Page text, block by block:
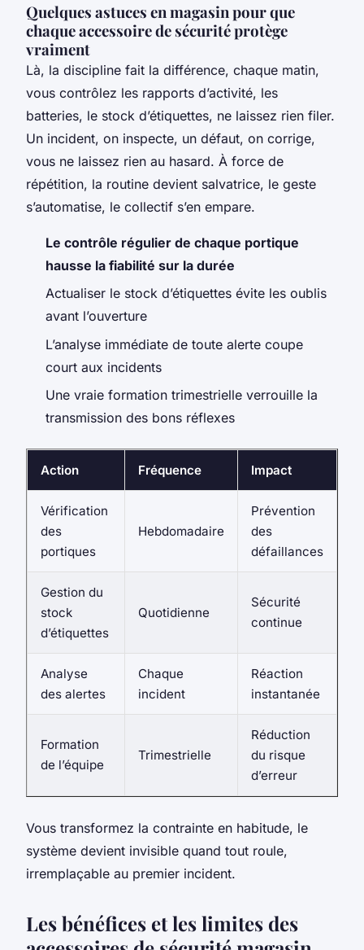
Quelques astuces en magasin pour que
chaque accessoire de sécurité protège
vraiment
Là, la discipline fait la différence, chaque matin,
vous contrôlez les rapports d’activité, les
batteries, le stock d’étiquettes, ne laissez rien filer.
Un incident, on inspecte, un défaut, on corrige,
vous ne laissez rien au hasard. À force de
répétition, la routine devient salvatrice, le geste
s’automatise, le collectif s’en empare.
Le contrôle régulier de chaque portique
hausse la fiabilité sur la durée
Actualiser le stock d’étiquettes évite les oublis
avant l’ouverture
L’analyse immédiate de toute alerte coupe
court aux incidents
Une vraie formation trimestrielle verrouille la
transmission des bons réflexes
Action Fréquence Impact
Vérification
des
portiques
Hebdomadaire
Prévention
des
défaillances
Gestion du
stock
d’étiquettes
Quotidienne
Sécurité
continue
Analyse
des alertes
Chaque
incident
Réaction
instantanée
Formation
de l’équipe
Trimestrielle
Réduction
du risque
d’erreur
Vous transformez la contrainte en habitude, le
système devient invisible quand tout roule,
irremplaçable au premier incident.
Les bénéfices et les limites des